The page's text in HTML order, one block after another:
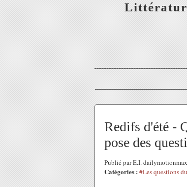
Redifs d'été -
pose des
Publié par E.I.
Catégories : #Les questions